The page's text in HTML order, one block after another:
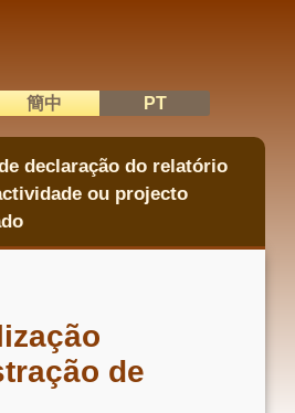
簡中 PT
declaração do relatório
ou projecto
de